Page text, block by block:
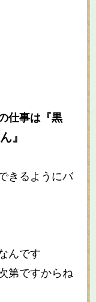
仕事は『黒
』
きるようにバ
んです
第ですからね